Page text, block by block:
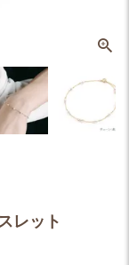
レット